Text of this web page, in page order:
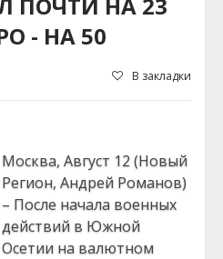
- НА 50
В закладки
Москва, Август 12 (Новый
Регион, Андрей Романов)
– После начала военных
действий в Южной
Осетии на валютном